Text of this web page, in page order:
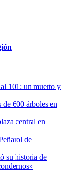
101: un muerto y
600 árboles en
central en
de
su historia de